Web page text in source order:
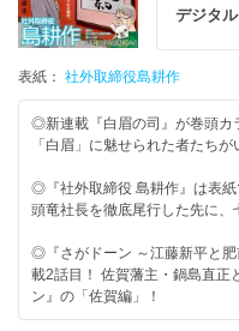
デジタル
表紙： 社外取締役島耕作
◎新連載『白眉の司』が巻頭カ
「白眉」に魅せられた者たち
◎『社外取締役 島耕作』は表
頭竜社長を徹底尾行した先に、
◎『さがドーン ～江藤新平と
載2話目！ 佐賀藩主・鍋島直正
ン』の「佐賀編」！